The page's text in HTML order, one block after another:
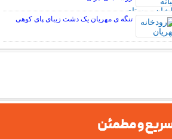
تنگه ی مهریان یک دشت زیبای پای کوهی